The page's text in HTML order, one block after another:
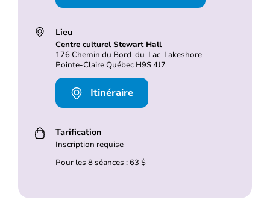
Lieu
Centre culturel Stewart Hall
176 Chemin du Bord-du-Lac-Lakeshore
Pointe-Claire Québec H9S 4J7
Itinéraire
Tarification
Inscription requise
Pour les 8 séances : 63 $